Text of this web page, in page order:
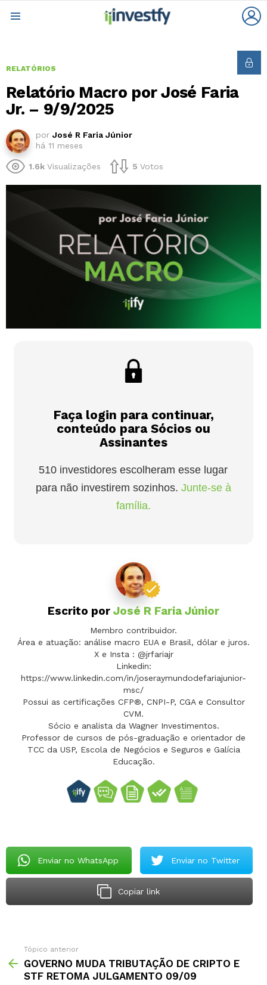
RELATÓRIOS
Relatório Macro por José Faria
Jr. – 9/9/2025
por José R Faria Júnior
há 11 meses
1.6k Visualizações 5 Votos
Faça login para continuar,
conteúdo para Sócios ou
Assinantes
510 investidores escolheram esse lugar
para não investirem sozinhos. Junte-se à
família.
Escrito por José R Faria Júnior
Membro contribuidor.
Área e atuação: análise macro EUA e Brasil, dólar e juros.
X e Insta : @jrfariajr
Linkedin:
https://www.linkedin.com/in/joseraymundodefariajunior-
msc/
Possui as certificações CFP®, CNPI-P, CGA e Consultor
CVM.
Sócio e analista da Wagner Investimentos.
Professor de cursos de pós-graduação e orientador de
TCC da USP, Escola de Negócios e Seguros e Galícia
Educação.
Enviar no WhatsApp Enviar no Twitter
Copiar link
Tópico anterior
GOVERNO MUDA TRIBUTAÇÃO DE CRIPTO E
STF RETOMA JULGAMENTO 09/09